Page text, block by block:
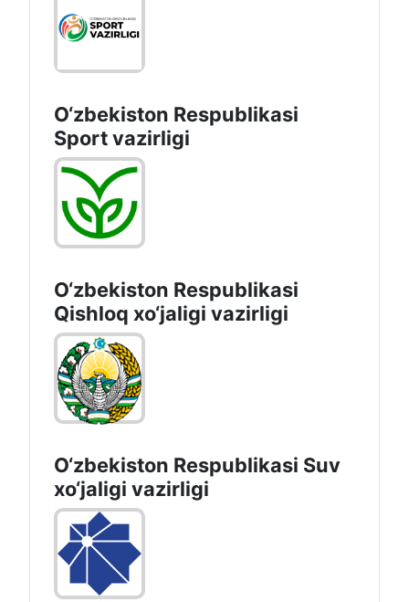
O‘zbekiston Respublikasi
Sport vazirligi
O‘zbekiston Respublikasi
Qishloq хo‘jаligi vаzirligi
O‘zbekiston Respublikasi Suv
хo‘jaligi vazirligi